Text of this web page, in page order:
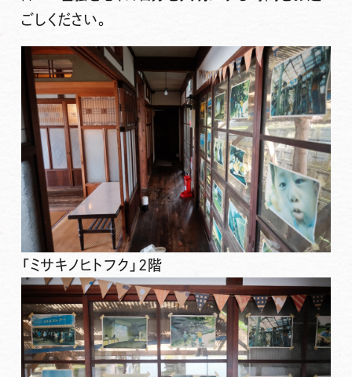
ごしください。
「ミサキノヒトフク」2階